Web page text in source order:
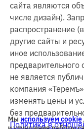
Мы используем cookie
сайта являются
числе дизайн).
распространение
другие сайты и
иное
предварительного
не является
компания
изменять цены и
без
Политика в